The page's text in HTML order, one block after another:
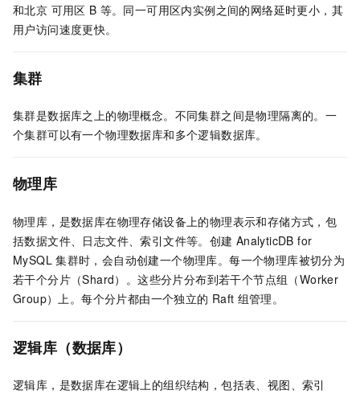
和北京 可用区 B 等。同一可用区内实例之间的网络延时更小，其
用户访问速度更快。
集群
集群是数据库之上的物理概念。不同集群之间是物理隔离的。一
个集群可以有一个物理数据库和多个逻辑数据库。
物理库
物理库，是数据库在物理存储设备上的物理表示和存储方式，包
括数据文件、日志文件、索引文件等。创建 AnalyticDB for
MySQL 集群时，会自动创建一个物理库。每一个物理库被切分为
若干个分片（Shard）。这些分片分布到若干个节点组（Worker
Group）上。每个分片都由一个独立的 Raft 组管理。
逻辑库（数据库）
逻辑库，是数据库在逻辑上的组织结构，包括表、视图、索引